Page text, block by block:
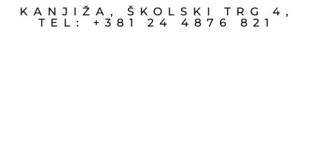
KANJIŽA, ŠKOLSKI TRG 4,
TEL: +381 24 4876 821